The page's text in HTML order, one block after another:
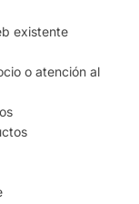
existente
o atención al